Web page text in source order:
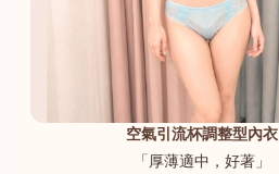
空氣引流杯調整型內衣
「厚薄適中，好著」